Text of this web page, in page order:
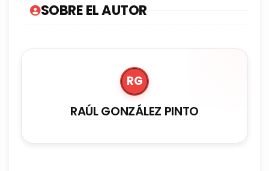
SOBRE EL AUTOR
RG
RAÚL GONZÁLEZ PINTO